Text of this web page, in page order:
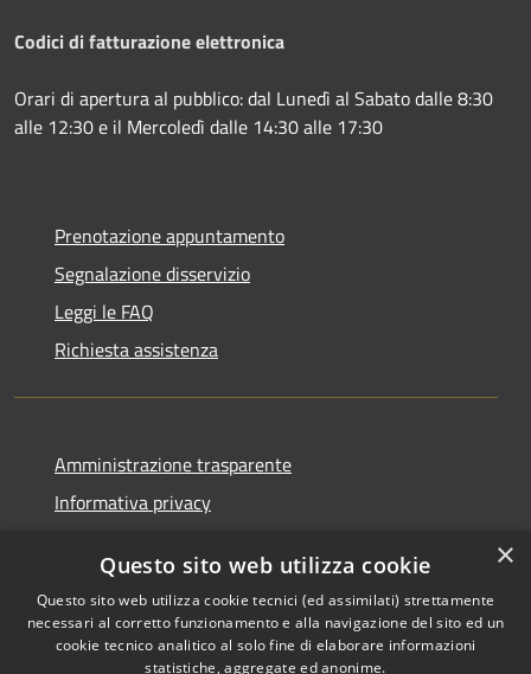
Codici di fatturazione elettronica
Orari di apertura al pubblico: dal Lunedì al Sabato dalle 8:30
alle 12:30 e il Mercoledì dalle 14:30 alle 17:30
Prenotazione appuntamento
Segnalazione disservizio
Leggi le FAQ
Richiesta assistenza
Amministrazione trasparente
Informativa privacy
Dichiarazione di accessibilità
×
Questo sito web utilizza cookie
Questo sito web utilizza cookie tecnici (ed assimilati) strettamente
necessari al corretto funzionamento e alla navigazione del sito ed un
cookie tecnico analitico al solo fine di elaborare informazioni
statistiche, aggregate ed anonime.